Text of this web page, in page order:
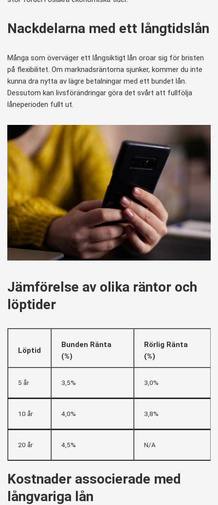
Nackdelarna med ett långtidslån
Många som överväger ett långsiktigt lån oroar sig för bristen
på flexibilitet. Om marknadsräntorna sjunker, kommer du inte
kunna dra nytta av lägre betalningar med ett bundet lån.
Dessutom kan livsförändringar göra det svårt att fullfölja
låneperioden fullt ut.
Jämförelse av olika räntor och
löptider
Löptid
Bunden Ränta
(%)
Rörlig Ränta
(%)
5 år 3,5% 3,0%
10 år 4,0% 3,8%
20 år 4,5% N/A
Kostnader associerade med
långvariga lån